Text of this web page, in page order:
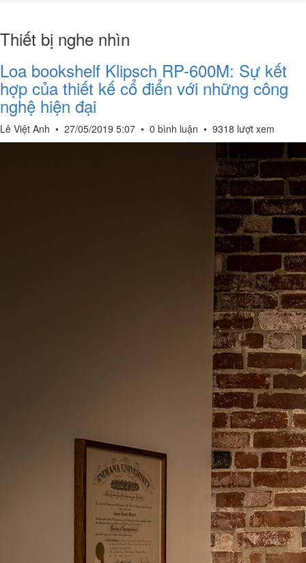
Thiết bị nghe nhìn
Loa bookshelf Klipsch RP-600M: Sự kết
hợp của thiết kế cổ điển với những công
nghệ hiện đại
Lê Việt Anh • 27/05/2019 5:07 • 0 bình luận • 9318 lượt xem